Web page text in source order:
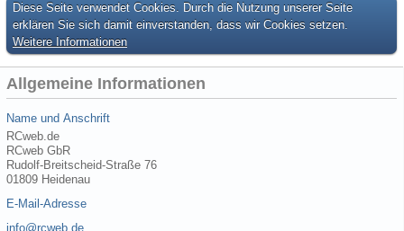
Diese Seite verwendet Cookies. Durch die Nutzung unserer Seite
erklären Sie sich damit einverstanden, dass wir Cookies setzen.
Weitere Informationen
Allgemeine Informationen
Name und Anschrift
RCweb.de
RCweb GbR
Rudolf-Breitscheid-Straße 76
01809 Heidenau
E-Mail-Adresse
info@rcweb.de